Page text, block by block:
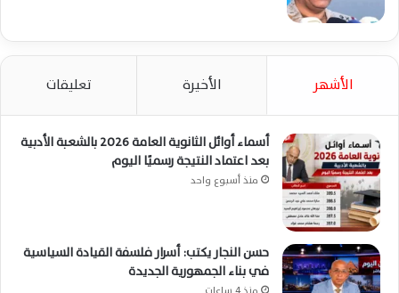
الأشهر الأخيرة تعليقات
أسماء أوائل الثانوية العامة 2026 بالشعبة الأدبية
بعد اعتماد النتيجة رسميًا اليوم
منذ أسبوع واحد
حسن النجار يكتب: أسرار فلسفة القيادة السياسية
في بناء الجمهورية الجديدة